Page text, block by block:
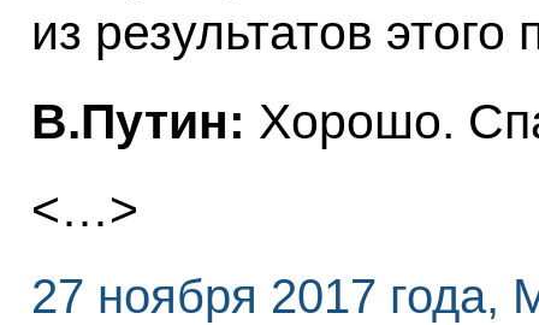
из результатов этого
В.Путин: Хорошо.
<…>
27 ноября 2017 года,